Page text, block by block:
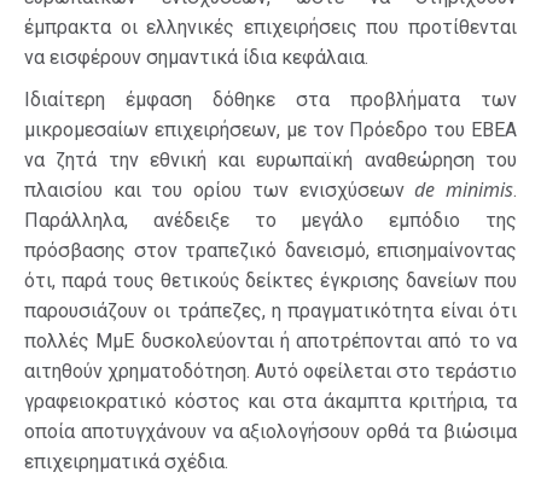
έμπρακτα οι ελληνικές επιχειρήσεις που προτίθενται
να εισφέρουν σημαντικά ίδια κεφάλαια.
Ιδιαίτερη έμφαση δόθηκε στα προβλήματα των
μικρομεσαίων επιχειρήσεων, με τον Πρόεδρο του ΕΒΕΑ
να ζητά την εθνική και ευρωπαϊκή αναθεώρηση του
πλαισίου και του ορίου των ενισχύσεωνde minimis.
Παράλληλα, ανέδειξε το μεγάλο εμπόδιο της
πρόσβασης στον τραπεζικό δανεισμό, επισημαίνοντας
ότι, παρά τους θετικούς δείκτες έγκρισης δανείων που
παρουσιάζουν οι τράπεζες, η πραγματικότητα είναι ότι
πολλές ΜμΕ δυσκολεύονται ή αποτρέπονται από το να
αιτηθούν χρηματοδότηση. Αυτό οφείλεται στο τεράστιο
γραφειοκρατικό κόστος και στα άκαμπτα κριτήρια, τα
οποία αποτυγχάνουν να αξιολογήσουν ορθά τα βιώσιμα
επιχειρηματικά σχέδια.